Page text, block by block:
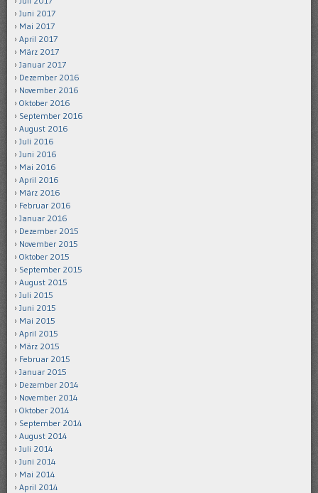
Juni 2017
Mai 2017
April 2017
März 2017
Januar 2017
Dezember 2016
November 2016
Oktober 2016
September 2016
August 2016
Juli 2016
Juni 2016
Mai 2016
April 2016
März 2016
Februar 2016
Januar 2016
Dezember 2015
November 2015
Oktober 2015
September 2015
August 2015
Juli 2015
Juni 2015
Mai 2015
April 2015
März 2015
Februar 2015
Januar 2015
Dezember 2014
November 2014
Oktober 2014
September 2014
August 2014
Juli 2014
Juni 2014
Mai 2014
April 2014